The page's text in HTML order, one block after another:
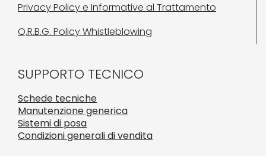
Privacy Policy e Informative al Trattamento
Q.R.B.G. Policy Whistleblowing
SUPPORTO TECNICO
Schede tecniche
Manutenzione generica
Sistemi di posa
Condizioni generali di vendita